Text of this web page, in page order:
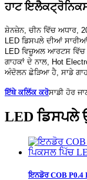
ਹਾਟ
ਸ਼ੇਨਜ਼ੇਨ, ਚੀਨ ਵਿੱਚ ਅਧਾਰ,
LED ਡਿਸਪਲੇ ਦੀਆਂ
LED ਵਿਜ਼ੂਅਲ ਆਰਟਸ
ਗਾਹਕਾਂ ਦੇ ਨਾਲ, Hot
ਅੰਦੋਲਨ ਛੇੜਿਆ ਹੈ, ਸਾਡੇ
ਇੱਥੇ ਕਲਿੱਕ ਕਰੋਸਾਡੀ ਹੋਰ
LED ਡਿਸਪਲੇ
ਇਨਡੋਰ COB P0.4